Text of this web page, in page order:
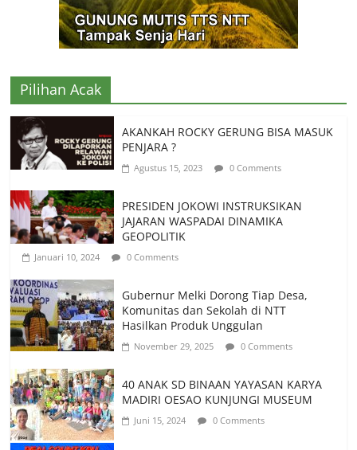
Pilihan Acak
AKANKAH ROCKY GERUNG BISA MASUK
PENJARA ?
Agustus 15, 2023 0 Comments
PRESIDEN JOKOWI INSTRUKSIKAN
JAJARAN WASPADAI DINAMIKA
GEOPOLITIK
Januari 10, 2024 0 Comments
Gubernur Melki Dorong Tiap Desa,
Komunitas dan Sekolah di NTT
Hasilkan Produk Unggulan
November 29, 2025 0 Comments
40 ANAK SD BINAAN YAYASAN KARYA
MADIRI OESAO KUNJUNGI MUSEUM
Juni 15, 2024 0 Comments